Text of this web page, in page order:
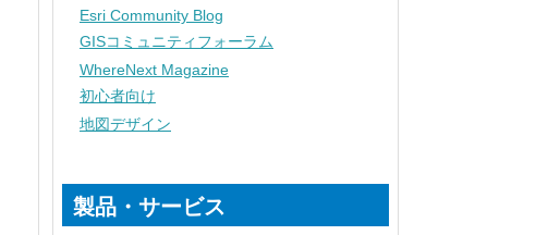
Esri Community Blog
GISコミュニティフォーラム
WhereNext Magazine
初心者向け
地図デザイン
製品・サービス